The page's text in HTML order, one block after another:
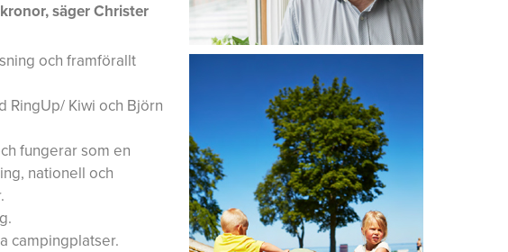
säger Christer
och framförallt
RingUp/ Kiwi och Björn
fungerar som en
nationell och
campingplatser.